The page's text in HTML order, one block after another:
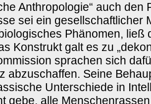
Anthropologie“ auch den
sei ein gesellschaftlicher
Phänomen, ließ
Konstrukt galt es zu
sprachen sich
abzuschaffen. Seine
Unterschiede in
gebe, alle